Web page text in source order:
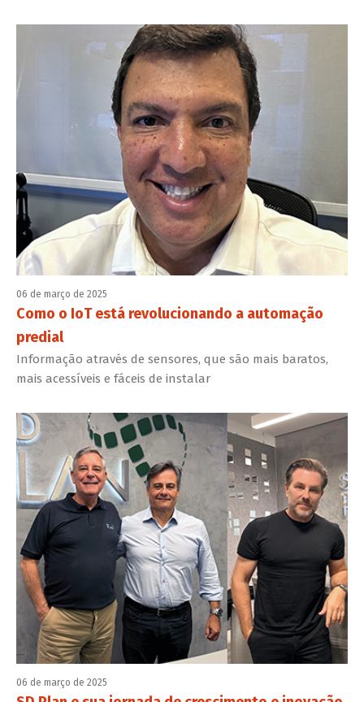
06 de março de 2025
Como o IoT está revolucionando a automação
predial
Informação através de sensores, que são mais baratos,
mais acessíveis e fáceis de instalar
06 de março de 2025